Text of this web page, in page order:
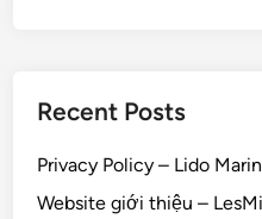
Recent Posts
Privacy Policy – Lido
Website giới thiệu –